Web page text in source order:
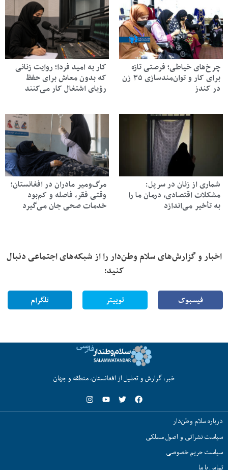
چرخ‌های خیاطی؛ فرصتی تازه
برای کار و توان‌مندسازی ۳۵ زن
در کندز
کار به امید فردا؛ روایت زنانی
که بدون معاش برای حفظ
رؤیای اشتغال کار می‌کنند
شماری از زنان در سرپل:
مشکلات اقتصادی، درمان ما را
به تأخیر می‌اندازد
مرگ‌ومیر مادران در افغانستان؛
وقتی فقر، فاصله و کم‌بود
خدمات صحی جان می‌گیرد
اخبار و گزارش‌های سلام وطن‌دار را از شبکه‌های اجتماعی دنبال
کنید:
فیسبوک توییتر تلگرام
خبر، گزارش و تحلیل از افغانستان، منطقه و جهان
درباره سلام وطن‌دار
سیاست نشراتی و اصول مسلکی
سیاست حریم خصوصی